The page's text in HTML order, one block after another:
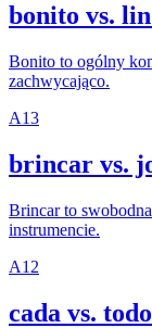
bonito vs.
Bonito to ogólny
zachwycająco.
A13
brincar vs.
Brincar to
instrumencie.
A1 2
cada vs. todo